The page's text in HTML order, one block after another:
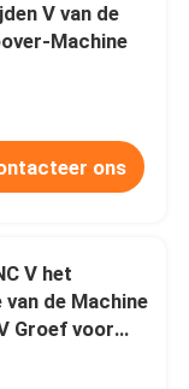
V van de
Machine
ons
V het
van de Machine
Groef voor